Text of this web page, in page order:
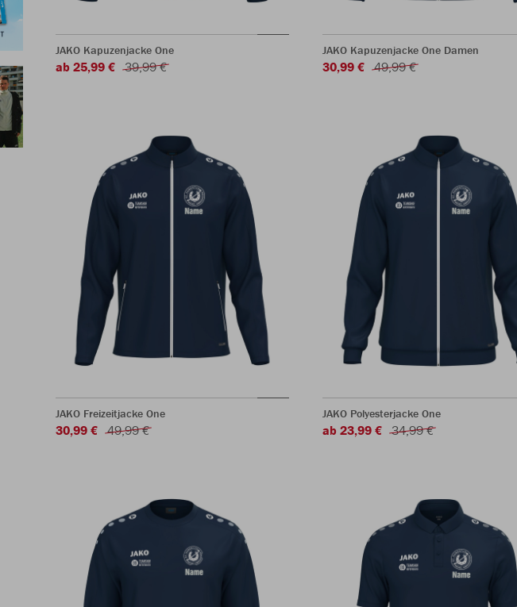
JAKO Kapuzenjacke One
ab 25,99 € 39,99 €
JAKO Kapuzenjacke One Damen
30,99 € 49,99 €
JAKO Freizeitjacke One
30,99 € 49,99 €
JAKO Polyesterjacke One
ab 23,99 € 34,99 €